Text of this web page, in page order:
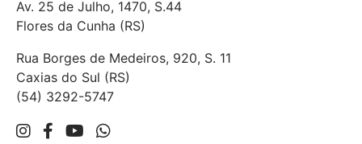
Av. 25 de Julho, 1470, S.44
Flores da Cunha (RS)
Rua Borges de Medeiros, 920, S. 11
Caxias do Sul (RS)
(54) 3292-5747